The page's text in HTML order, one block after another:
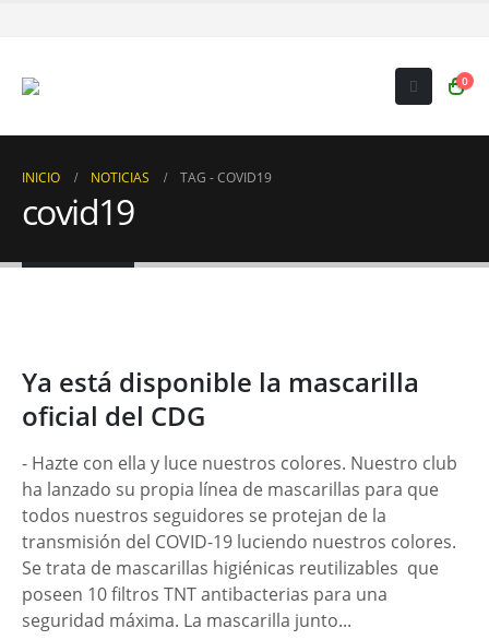
0
INICIO NOTICIAS TAG -COVID19
covid19
Ya está disponible la mascarilla
oficial del CDG
- Hazte con ella y luce nuestros colores. Nuestro club
ha lanzado su propia línea de mascarillas para que
todos nuestros seguidores se protejan de la
transmisión del COVID-19 luciendo nuestros colores.
Se trata de mascarillas higiénicas reutilizables que
poseen 10 filtros TNT antibacterias para una
seguridad máxima. La mascarilla junto...